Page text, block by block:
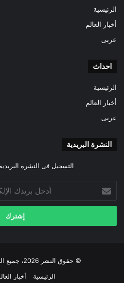
الرئيسية
أخبار العالم
عربى
احداث
الرئيسية
أخبار العالم
عربى
النشرة البريدية
التسجيل فى النشرة
بريدك
الإلكتروني
© حقوق النشر 2026، جميع الحقوق محفوظة |
الرئيسية
أخبار